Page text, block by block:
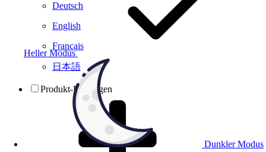
Heller Modus
Dunkler Modus
Deutsch
English
Français
日本語
Produkt-Prüfungen